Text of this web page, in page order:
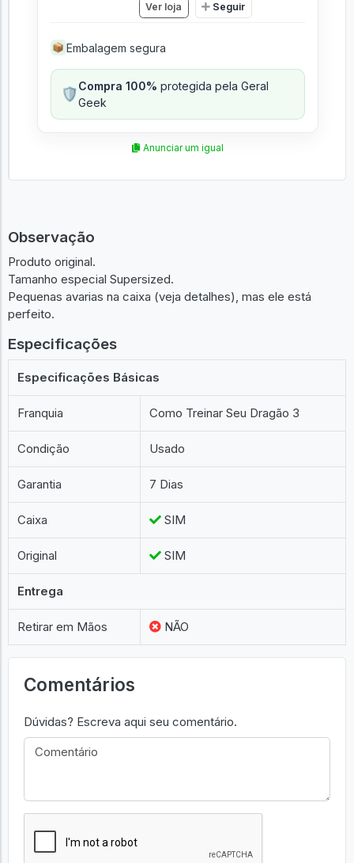
Ver loja Seguir
📦 Embalagem segura
🛡️Compra 100% protegida pela Geral
Geek
Anunciar um igual
Observação
Produto original.
Tamanho especial Supersized.
Pequenas avarias na caixa (veja detalhes), mas ele está
perfeito.
Especificações
Especificações Básicas
Franquia Como Treinar Seu Dragão 3
Condição Usado
Garantia 7 Dias
Caixa SIM
Original SIM
Entrega
Retirar em Mãos NÃO
Comentários
Dúvidas? Escreva aqui seu comentário.